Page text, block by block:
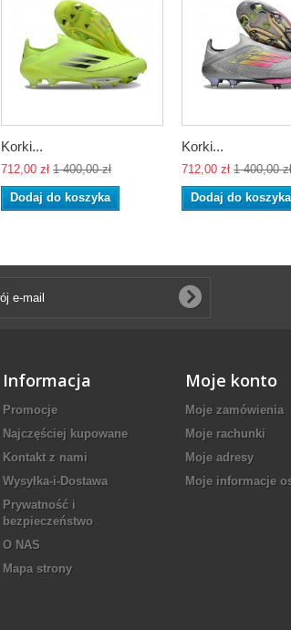
Korki...
712,00 zł 1 400,00 zł
Dodaj do koszyka
Korki...
712,00 zł 1 400,00 zł
Dodaj do koszyka
Informacja
Promocje
Najczęściej kupowane
Kontakt z nami
Wysyłka-i-Dostawa
Prywatność i
bezpieczeństwo
O NAS
Mapa strony
Moje konto
Moje zamówienia
Moje rachunki
Moje adresy
Moje informacje